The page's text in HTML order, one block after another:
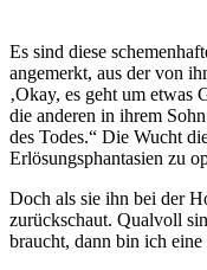
Es sind diese
angemerkt, aus der von
‚Okay, es geht um
die anderen in ihrem
des Todes.“ Die Wucht
Erlösungsphantasien zu
Doch als sie ihn bei der
zurückschaut. Qualvoll
braucht, dann bin ich